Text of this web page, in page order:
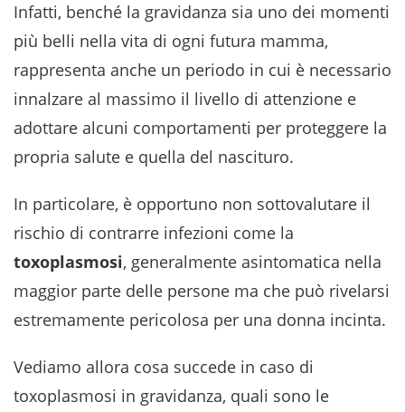
Infatti, benché la gravidanza sia uno dei momenti
più belli nella vita di ogni futura mamma,
rappresenta anche un periodo in cui è necessario
innalzare al massimo il livello di attenzione e
adottare alcuni comportamenti per proteggere la
propria salute e quella del nascituro.
In particolare, è opportuno non sottovalutare il
rischio di contrarre infezioni come la
toxoplasmosi, generalmente asintomatica nella
maggior parte delle persone ma che può rivelarsi
estremamente pericolosa per una donna incinta.
Vediamo allora cosa succede in caso di
toxoplasmosi in gravidanza, quali sono le